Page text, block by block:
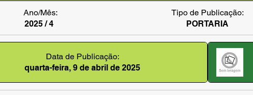
Ano/Mês:
2025 / 4
Tipo de Publicação:
PORTARIA
Data de Publicação:
quarta-feira, 9 de abril de 2025